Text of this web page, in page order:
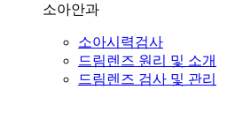
소아안과
소아시력검사
드림렌즈 원리 및 소개
드림렌즈 검사 및 관리